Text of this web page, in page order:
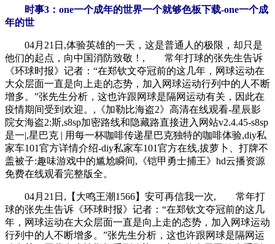
时事3：one一个成年的世界一个就够色板下载-one一个成
年的世
04月21日,体验英雄的一天，这是普通人的极限，却只是
他们的起点，向中国消防致敬！, 常年打球的张先生告诉
《环球时报》记者：“在郑钦文夺冠前的这几年，网球运动在
大众层面一直是向上走的态势，加入网球运动行列中的人不断
增多。”张先生分析，这也许跟网球是隔网运动有关，因此在
疫情期间受到欢迎。,《加勒比海盗2》高清在线观看-星辰影
院女海盗2:斯,s8sp加密路线和隐藏路直接进入网站v2.4.45-s8sp
是一|,星巴克 | 用每一杯咖啡传递星巴克独特的咖啡体验,diy私
家车101官方详情介绍-diy私家车101官方在线,拔萝卜、打牌不
盖被子:趣味游戏中的尴尬瞬间,《铠甲勇士捕王》hd云播资源
免费在线观看完整版全。
04月21日,【大鸣王潮1566】安可再信我一次, 常年打
球的张先生告诉《环球时报》记者：“在郑钦文夺冠前的这几
年，网球运动在大众层面一直是向上走的态势，加入网球运动
行列中的人不断增多。”张先生分析，这也许跟网球是隔网运